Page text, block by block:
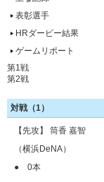
表彰選手
HRダービー結果
ゲームリポート
第1戦
第2戦
対戦（1）
【先攻】 筒香 嘉智
（横浜DeNA）
● 0本